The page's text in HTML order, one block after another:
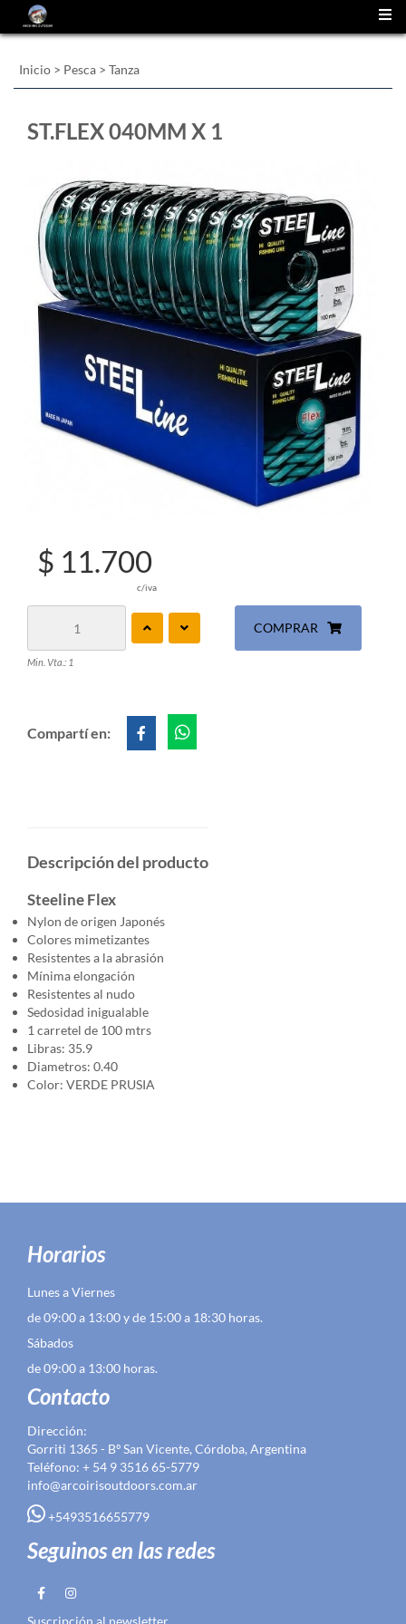
Inicio > Pesca > Tanza
ST.FLEX 040MM X 1
$ 11.700
c/iva
Min. Vta.: 1
COMPRAR
Compartí en:
Descripción del producto
Steeline Flex
Nylon de origen Japonés
Colores mimetizantes
Resistentes a la abrasión
Mínima elongación
Resistentes al nudo
Sedosidad inigualable
1 carretel de 100 mtrs
Libras: 35.9
Diametros: 0.40
Color: VERDE PRUSIA
Horarios
Lunes a Viernes
de 09:00 a 13:00 y de 15:00 a 18:30 horas.
Sábados
de 09:00 a 13:00 horas.
Contacto
Dirección:
Gorriti 1365 - Bº San Vicente, Córdoba, Argentina
Teléfono: + 54 9 3516 65-5779
info@arcoirisoutdoors.com.ar
+5493516655779
Seguinos en las redes
Suscripción al newsletter